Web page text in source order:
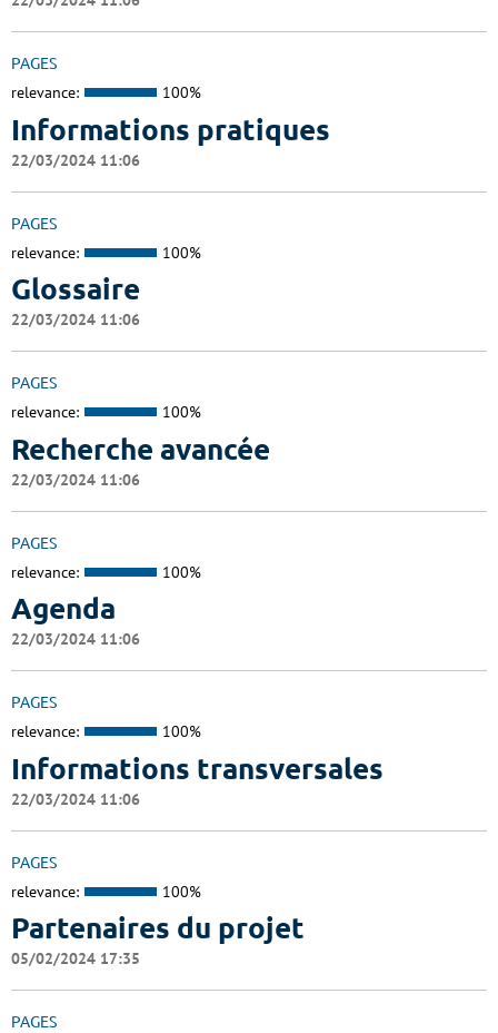
PAGES
relevance: 100%
Informations pratiques
22/03/2024 11:06
PAGES
relevance: 100%
Glossaire
22/03/2024 11:06
PAGES
relevance: 100%
Recherche avancée
22/03/2024 11:06
PAGES
relevance: 100%
Agenda
22/03/2024 11:06
PAGES
relevance: 100%
Informations transversales
22/03/2024 11:06
PAGES
relevance: 100%
Partenaires du projet
05/02/2024 17:35
PAGES